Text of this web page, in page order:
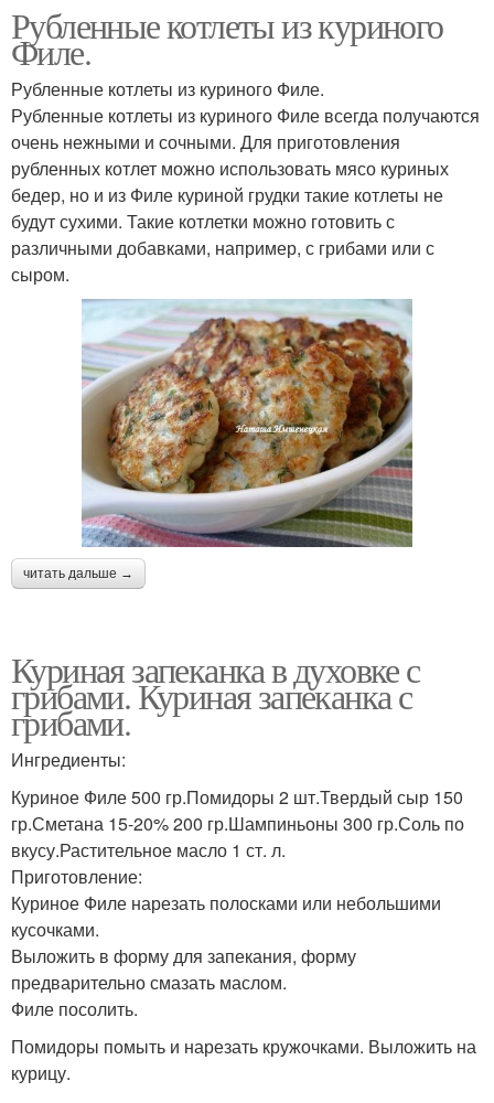
Рубленные котлеты из куриного
Филе.
Рубленные котлеты из куриного Филе.
Рубленные котлеты из куриного Филе всегда получаются
очень нежными и сочными. Для приготовления
рубленных котлет можно использовать мясо куриных
бедер, но и из Филе куриной грудки такие котлеты не
будут сухими. Такие котлетки можно готовить с
различными добавками, например, с грибами или с
сыром.
читать дальше →
Куриная запеканка в духовке с
грибами. Куриная запеканка с
грибами.
Ингредиенты:
Куриное Филе 500 гр.Помидоры 2 шт.Твердый сыр 150
гр.Сметана 15-20% 200 гр.Шампиньоны 300 гр.Соль по
вкусу.Растительное масло 1 ст. л.
Приготовление:
Куриное Филе нарезать полосками или небольшими
кусочками.
Выложить в форму для запекания, форму
предварительно смазать маслом.
Филе посолить.
Помидоры помыть и нарезать кружочками. Выложить на
курицу.